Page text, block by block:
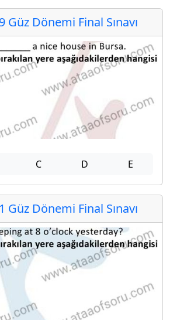
Güz Dönemi Final Sınavı
C D E
Güz Dönemi Final Sınavı